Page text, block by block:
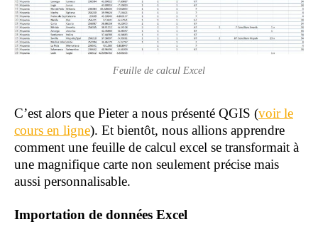
Feuille de calcul Excel
C’est alors que Pieter a nous présenté QGIS (voir le
cours en ligne). Et bientôt, nous allions apprendre
comment une feuille de calcul excel se transformait à
une magnifique carte non seulement précise mais
aussi personnalisable.
Importation de données Excel